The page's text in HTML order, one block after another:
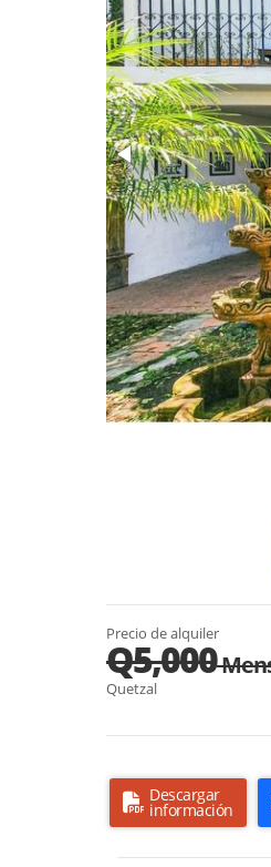
Precio de alquiler
Q5,000
Quetzal
Descargar
información